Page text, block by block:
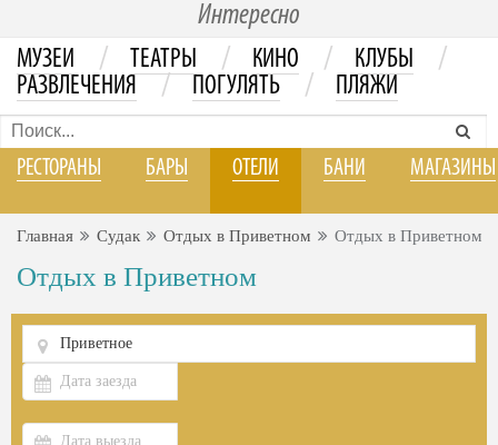
Интересно
МУЗЕИ / ТЕАТРЫ / КИНО / КЛУБЫ /
РАЗВЛЕЧЕНИЯ / ПОГУЛЯТЬ / ПЛЯЖИ
РЕСТОРАНЫ БАРЫ ОТЕЛИ БАНИ МАГАЗИНЫ
Главная Судак Отдых в Приветном Отдых в Приветном
Отдых в Приветном